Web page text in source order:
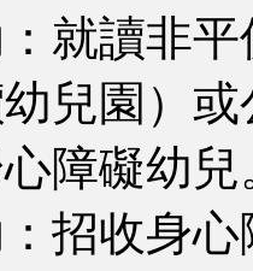
讀非平
兒園）
障礙幼兒
收身心